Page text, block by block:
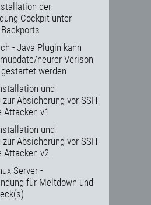
der
Cockpit unter
- Java Plugin kann
neurer Verison
werden
und
Absicherung vor SSH
Attacken v1
und
Absicherung vor SSH
Attacken v2
Server -
für Meltdown und